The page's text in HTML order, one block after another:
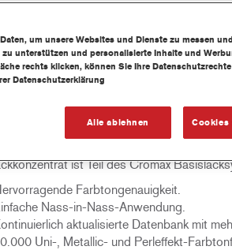
Cromax® Mixing
ist Teil des Cromax
Farbtongenauigkeit.
Nass-in-Nass-Anwendung.
aktualisierte Datenbank mit
Uni-, Metallic- und Perleffekt-
um unsere Websites und Dienste zu messen
unterstützen und personalisierte Inhalte und
rechts klicken, können Sie Ihre
Datenschutzerklärung
Alle ablehnen Cookies